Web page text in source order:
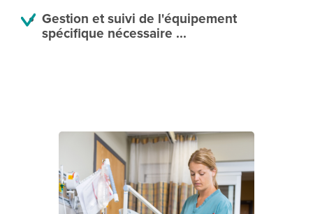
Gestion et suivi de l'équipement
spécifique nécessaire ...